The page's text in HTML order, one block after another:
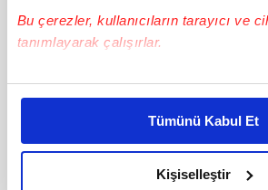
Bu çerezler, kullanıcıların tarayıcı ve
tanımlayarak çalışırlar.
Bu çerezlere izin vermeniz halinde
daha iyi reklam deneyimi yaşatabiliriz.
amacımızın size daha iyi bir reklam
olduğunu ve sizlere en iyi içerikleri
Tümünü Kabul Et
Kişiselleştir